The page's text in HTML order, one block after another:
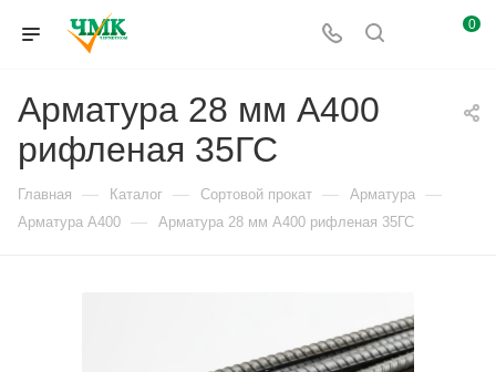
0
Арматура 28 мм А400
рифленая 35ГС
Главная — Каталог — Сортовой прокат — Арматура —
Арматура А400 — Арматура 28 мм А400 рифленая 35ГС